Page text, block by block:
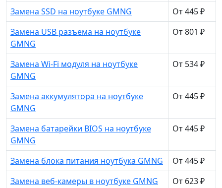
Замена SSD на ноутбуке GMNG
От 445 ₽
Замена USB разъема на ноутбуке
GMNG
От 801 ₽
Замена Wi-Fi модуля на ноутбуке
GMNG
От 534 ₽
Замена аккумулятора на ноутбуке
GMNG
От 445 ₽
Замена батарейки BIOS на ноутбуке
GMNG
От 445 ₽
Замена блока питания ноутбука GMNG
От 445 ₽
Замена веб-камеры в ноутбуке GMNG
От 623 ₽